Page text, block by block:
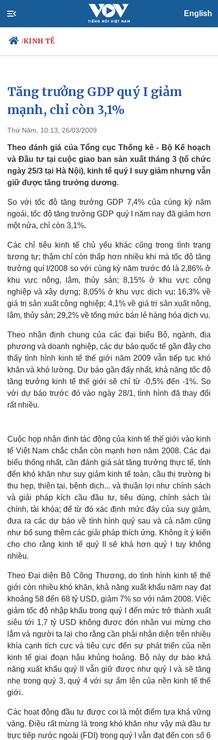
English
/KINH TẾ
Chính trị
Tổ chức nhân sự
Nhận diện sự thật
Xã hội
Tin 24h
Dự báo thời tiết
Việc làm
Biển đảo
Thế giới
Quan sát
Hồ sơ
Multimedia
E-Magazine
Infographic
Tăng trưởng GDP quý I giảm
mạnh, chỉ còn 3,1%
Thứ Năm, 10:13, 26/03/2009
Theo đánh giá của Tổng cục Thống kê - Bộ Kế hoạch
và Đầu tư tại cuộc giao ban sản xuất tháng 3 (tổ chức
ngày 25/3 tại Hà Nội), kinh tế quý I suy giảm nhưng vẫn
giữ được tăng trưởng dương.
So với tốc độ tăng trưởng GDP 7,4% của cùng kỳ năm
ngoái, tốc độ tăng trưởng GDP quý I năm nay đã giảm hơn
một nửa, chỉ còn 3,1%.
Các chỉ tiêu kinh tế chủ yếu khác cũng trong tình trạng
tương tự; thậm chí còn thấp hơn nhiều khi mà tốc độ tăng
trưởng quí I/2008 so với cùng kỳ năm trước đó là 2,86% ở
khu vực nông, lâm, thủy sản; 8,15% ở khu vực công
nghiệp và xây dựng; 8,05% ở khu vực dịch vụ; 16,3% về
giá trị sản xuất công nghiệp; 4,1% về giá trị sản xuất nông,
lâm, thủy sản; 29,2% về tổng mức bán lẻ hàng hóa dịch vụ.
Theo nhận định chung của các đại biểu Bộ, ngành, địa
phương và doanh nghiệp, các dự báo quốc tế gần đây cho
thấy tình hình kinh tế thế giới năm 2009 vẫn tiếp tục khó
khăn và khó lường. Dự báo gần đấy nhất, khả năng tốc độ
tăng trưởng kinh tế thế giới sẽ chỉ từ -0,5% đến -1%. So
với dự báo trước đó vào ngày 28/1, tình hình đã thay đổi
rất nhiều.
Cuộc họp nhận định tác động của kinh tế thế giới vào kinh
tế Việt Nam chắc chắn còn mạnh hơn năm 2008. Các đại
biểu thống nhất, cần đánh giá sát tăng trưởng thực tế, tính
đến khó khăn như suy giảm kinh tế toàn, cầu thị trường bị
thu hẹp, thiên tai, bệnh dịch... và thuận lợi như chính sách
và giải pháp kích cầu đầu tư, tiêu dùng, chính sách tài
chính, tài khóa; để từ đó xác định mức đáy của suy giảm,
đưa ra các dự báo về tình hình quý sau và cả năm cũng
như bổ sung thêm các giải pháp thích ứng. Không ít ý kiến
cho cho rằng kinh tế quý II sẽ khá hơn quý I tuy không
nhiều.
Theo Đại diện Bộ Công Thương, do tình hình kinh tế thế
giới còn nhiều khó khăn, khả năng xuất khẩu năm nay đạt
khoảng 58 đến 68 tỷ USD, giảm 7% so với năm 2008. Việc
giảm tốc độ nhập khẩu trong quý I đến mức trở thành xuất
siêu tới 1,7 tỷ USD không được đón nhận vui mừng cho
lắm và người ta lại cho rằng cần phải nhận diện trên nhiều
khía cạnh tích cực và tiêu cực đến sự phát triển của nền
kinh tế giai đoạn hậu khủng hoảng. Bộ này dự báo khả
năng xuất khẩu quý II vẫn giữ được như quý I và sẽ tăng
nhẹ trong quý 3, quý 4 với sự ấm lên của nền kinh tế thế
giới.
Các hoạt động đầu tư được coi là một điểm tựa khá vững
vàng. Điều rất mừng là trong khó khăn như vậy mà đầu tư
trực tiếp nước ngoài (FDI) trong quý I vẫn đạt đến con số 6